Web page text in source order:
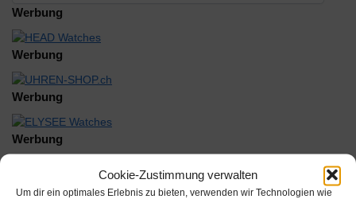
Cookie-Zustimmung verwalten
Um dir ein optimales Erlebnis zu bieten, verwenden wir Technologien wie
Werbung
Werbung
Werbung
Werbung